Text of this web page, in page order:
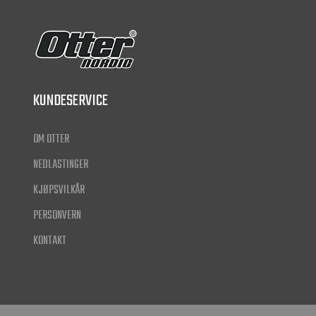
KUNDESERVICE
OM OTTER
NEDLASTINGER
KJØPSVILKÅR
PERSONVERN
KONTAKT